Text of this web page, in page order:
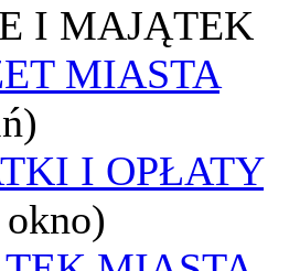
I MAJĄTEK
MIASTA
I OPŁATY